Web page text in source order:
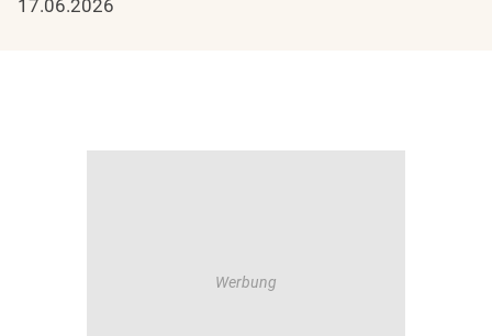
17.06.2026